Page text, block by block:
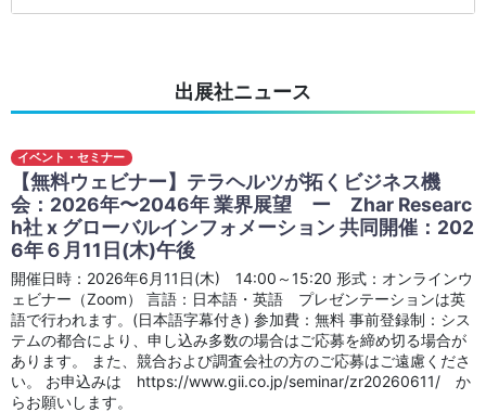
出展社ニュース
イベント・セミナー
【無料ウェビナー】テラヘルツが拓くビジネス機
会：2026年〜2046年 業界展望 ー Zhar Researc
h社 x グローバルインフォメーション 共同開催：202
6年６月11日(木)午後
開催日時：2026年6月11日(木) 14:00～15:20 形式：オンラインウ
ェビナー（Zoom） 言語：日本語・英語 プレゼンテーションは英
語で行われます。(日本語字幕付き) 参加費：無料 事前登録制：シス
テムの都合により、申し込み多数の場合はご応募を締め切る場合が
あります。 また、競合および調査会社の方のご応募はご遠慮くださ
い。 お申込みは https://www.gii.co.jp/seminar/zr20260611/ か
らお願いします。